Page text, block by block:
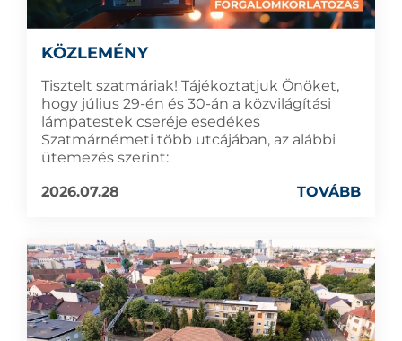
KÖZLEMÉNY
Tisztelt szatmáriak! Tájékoztatjuk Önöket,
hogy július 29-én és 30-án a közvilágítási
lámpatestek cseréje esedékes
Szatmárnémeti több utcájában, az alábbi
ütemezés szerint:
2026.07.28
TOVÁBB